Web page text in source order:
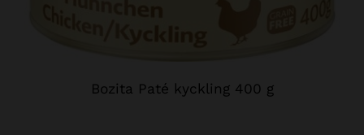
Bozita Paté kyckling 400 g